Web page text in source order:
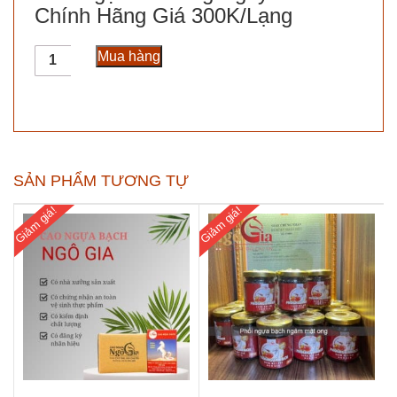
Chính Hãng Giá 300K/Lạng
Cao
Ngựa
Chất
Giá
300K/Lạng
số
lượng
Mua hàng
SẢN PHẨM TƯƠNG TỰ
Giảm giá! Giảm giá!